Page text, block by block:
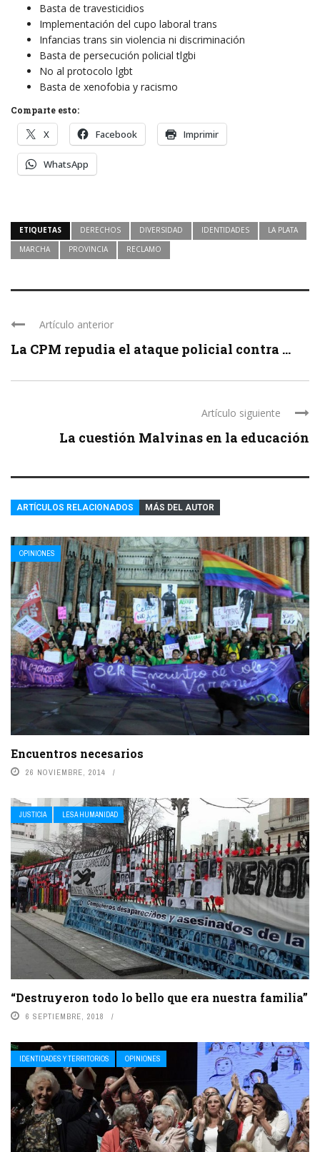
Basta de travesticidios
Implementación del cupo laboral trans
Infancias trans sin violencia ni discriminación
Basta de persecución policial tlgbi
No al protocolo lgbt
Basta de xenofobia y racismo
Comparte esto:
X Facebook Imprimir
WhatsApp
ETIQUETAS DERECHOS DIVERSIDAD IDENTIDADES
LA PLATA
MARCHA
PROVINCIA RECLAMO
Artículo anterior
La CPM repudia el ataque policial contra ...
Artículo siguiente
La cuestión Malvinas en la educación
ARTÍCULOS RELACIONADOS MÁS DEL AUTOR
OPINIONES
Encuentros necesarios
26 NOVIEMBRE, 2014
JUSTICIA LESA HUMANIDAD
“Destruyeron todo lo bello que era nuestra familia”
6 SEPTIEMBRE, 2018
IDENTIDADES Y TERRITORIOS OPINIONES